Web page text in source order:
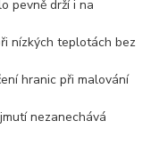
pevně drží i na
nízkých teplotách bez
hranic při malování
nezanechává